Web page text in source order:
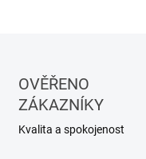
OVĚŘENO
ZÁKAZNÍKY
Kvalita a spokojenost